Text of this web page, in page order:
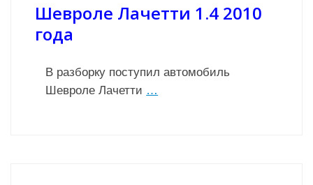
Шевроле Лачетти 1.4 2010
года
В разборку поступил автомобиль
Шевроле Лачетти …